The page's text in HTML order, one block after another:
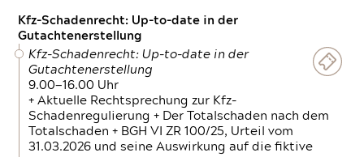
Kfz-Schadenrecht: Up-to-date in der
Gutachtenerstellung
Kfz-Schadenrecht: Up-to-date in der
Gutachtenerstellung
9.00—16.00 Uhr
+ Aktuelle Rechtsprechung zur Kfz-
Schadenregulierung + Der Totalschaden nach dem
Totalschaden + BGH VI ZR 100/25, Urteil vom
31.03.2026 und seine Auswirkung auf die fiktive